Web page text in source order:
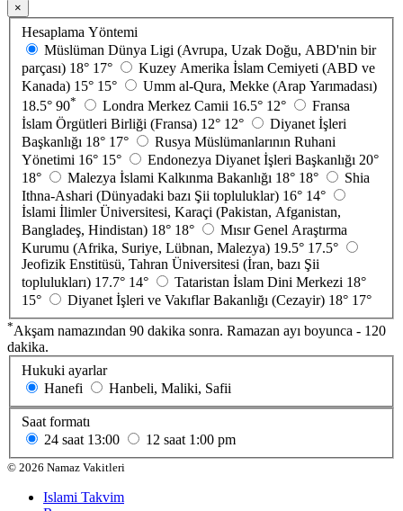
×
Hesaplama Yöntemi
Müslüman Dünya Ligi (Avrupa, Uzak Doğu, ABD'nin bir
parçası) 18° 17°
Kuzey Amerika İslam Cemiyeti (ABD ve
Kanada) 15° 15°
Umm al-Qura, Mekke (Arap Yarımadası)
18.5° 90* Londra Merkez Camii 16.5° 12°
Fransa
İslam Örgütleri Birliği (Fransa) 12° 12°
Diyanet İşleri
Başkanlığı 18° 17°
Rusya Müslümanlarının Ruhani
Yönetimi 16° 15° Endonezya Diyanet İşleri Başkanlığı 20°
18°
Malezya İslami Kalkınma Bakanlığı 18° 18°
Shia
Ithna-Ashari (Dünyadaki bazı Şii topluluklar) 16° 14°
İslami İlimler Üniversitesi, Karaçi (Pakistan, Afganistan,
Bangladeş, Hindistan) 18° 18°
Mısır Genel Araştırma
Kurumu (Afrika, Suriye, Lübnan, Malezya) 19.5° 17.5°
Jeofizik Enstitüsü, Tahran Üniversitesi (İran, bazı Şii
toplulukları) 17.7° 14° Tataristan İslam Dini Merkezi 18°
15°
Diyanet İşleri ve Vakıflar Bakanlığı (Cezayir) 18° 17°
*Akşam namazından 90 dakika sonra. Ramazan ayı boyunca - 120
dakika.
Hukuki ayarlar
Hanefi
Hanbeli, Maliki, Safii
Saat formatı
24 saat 13:00 12 saat 1:00 pm
© 2026 Namaz Vakitleri
Islami Takvim